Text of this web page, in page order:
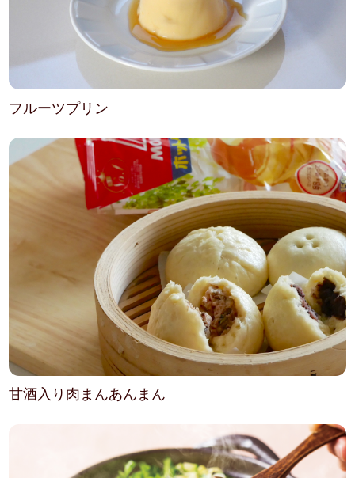
フルーツプリン
甘酒入り肉まんあんまん